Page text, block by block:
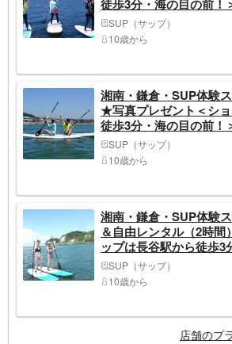
徒歩3分・海の目の前！
SUP（サップ）
10歳から
湘南・鎌倉・SUP体験
★写真プレゼント＜シ
徒歩3分・海の目の前！
SUP（サップ）
10歳から
湘南・鎌倉・SUP体験
＆自由レンタル（2時間
ップは長谷駅から徒歩3
＞SUP（サップ）
10歳から
店舗のプ